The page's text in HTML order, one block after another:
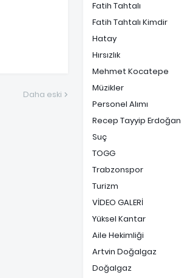
Daha eski
Fatih Tahtalı
Fatih Tahtalı Kimdir
Hatay
Hırsızlık
Mehmet Kocatepe
Müzikler
Personel Alımı
Recep Tayyip Erdoğan
Suç
TOGG
Trabzonspor
Turizm
VİDEO GALERİ
Yüksel Kantar
Aile Hekimliği
Artvin Doğalgaz
Doğalgaz